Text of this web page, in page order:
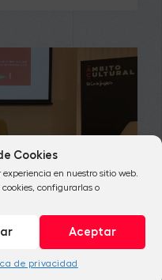
Cookies
en nuestro sitio web.
configurarlas o
Aceptar
de privacidad
del